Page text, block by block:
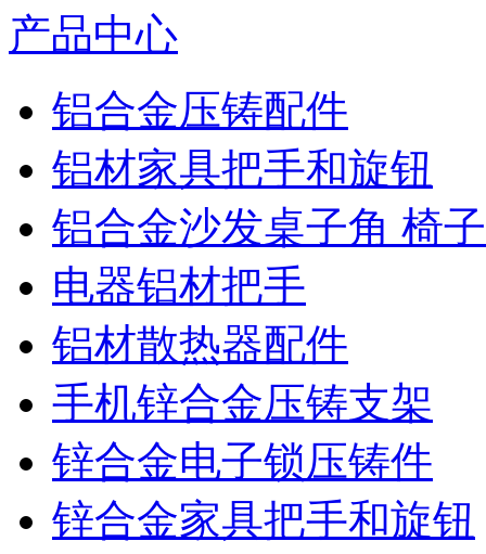
产品中心
铝合金压铸配件
铝材家具把手和旋钮
铝合金沙发桌子角 椅
电器铝材把手
铝材散热器配件
手机锌合金压铸支架
锌合金电子锁压铸件
锌合金家具把手和旋钮